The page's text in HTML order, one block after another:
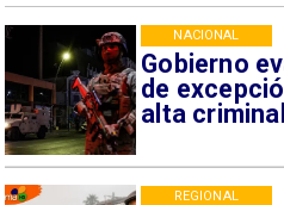
Gobierno
de
alta
NACIONAL
REGIONAL